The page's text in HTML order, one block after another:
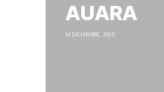
AUARA
14 DICIEMBRE, 2020